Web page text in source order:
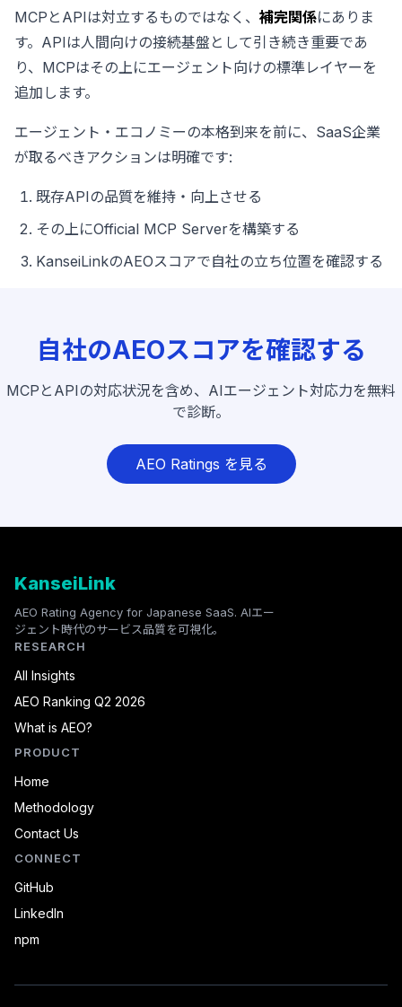
MCPとAPIは対立するものではなく、 補完関係にありま
す。APIは人間向けの接続基盤として引き続き重要であ
り、MCPはその上にエージェント向けの標準レイヤーを
追加します。
エージェント・エコノミーの本格到来を前に、SaaS企業
が取るべきアクションは明確です:
既存APIの品質を維持・向上させる
その上にOfficial MCP Serverを構築する
KanseiLinkのAEOスコアで自社の立ち位置を確認する
自社のAEOスコアを確認する
MCPとAPIの対応状況を含め、AIエージェント対応力を無料
で診断。
AEO Ratings を見る
KanseiLink
AEO Rating Agency for Japanese SaaS. AIエー
ジェント時代のサービス品質を可視化。
RESEARCH
All Insights
AEO Ranking Q2 2026
What is AEO?
PRODUCT
Home
Methodology
Contact Us
CONNECT
GitHub
LinkedIn
npm